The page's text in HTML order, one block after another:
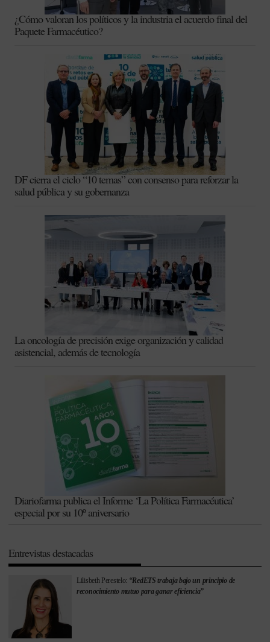
¿Cómo valoran los políticos y la industria el acuerdo final del
Paquete Farmacéutico?
DF cierra el ciclo “10 temas” con consenso para reforzar la
salud pública y su gobernanza
La oncología de precisión exige organización y calidad
asistencial, además de tecnología
Diariofarma publica el Informe ‘La Política Farmacéutica’
especial por su 10º aniversario
Entrevistas destacadas
Lilisbeth Perestelo: “RedETS trabaja bajo un principio de
reconocimiento mutuo para ganar eficiencia”